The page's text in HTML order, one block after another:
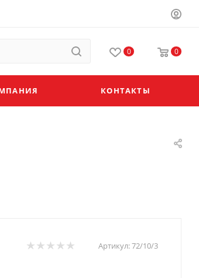
0 0
КОНТАКТЫ
Артикул:72/10/3